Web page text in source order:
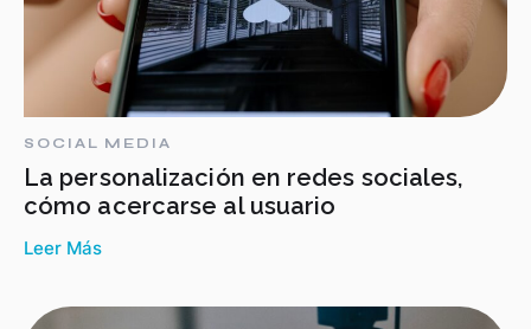
SOCIAL MEDIA
La personalización en redes sociales,
cómo acercarse al usuario
Leer Más